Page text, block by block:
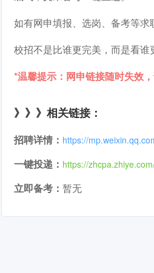
如有网申填报、选岗、备考等求
校招不是比谁更完美，而是看
*温馨提示：网申链接随时失效
》》》相关链接：
招聘详情： https://
一键投递： https://
立即备考： 暂无